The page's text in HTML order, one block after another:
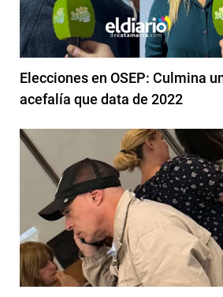
Elecciones en OSEP: Culmina
acefalía que data de 2022